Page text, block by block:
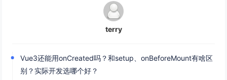
terry
Vue3还能用onCreated吗？和setup、onBeforeMount有啥区
别？实际开发选哪个好？